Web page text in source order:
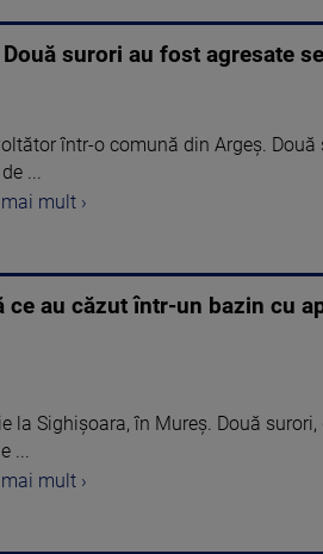
surori au fost agresate
într-o comună din Argeș.
...
mult ›
au căzut într-un bazin cu
la Sighișoara, în Mureș. Două
...
mult ›